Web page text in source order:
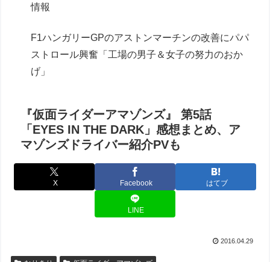
情報
F1ハンガリーGPのアストンマーチンの改善にパパ
ストロール興奮「工場の男子＆女子の努力のおか
げ」
『仮面ライダーアマゾンズ』 第5話
「EYES IN THE DARK」感想まとめ、ア
マゾンズドライバー紹介PVも
X Facebook はてブ
LINE
2016.04.29